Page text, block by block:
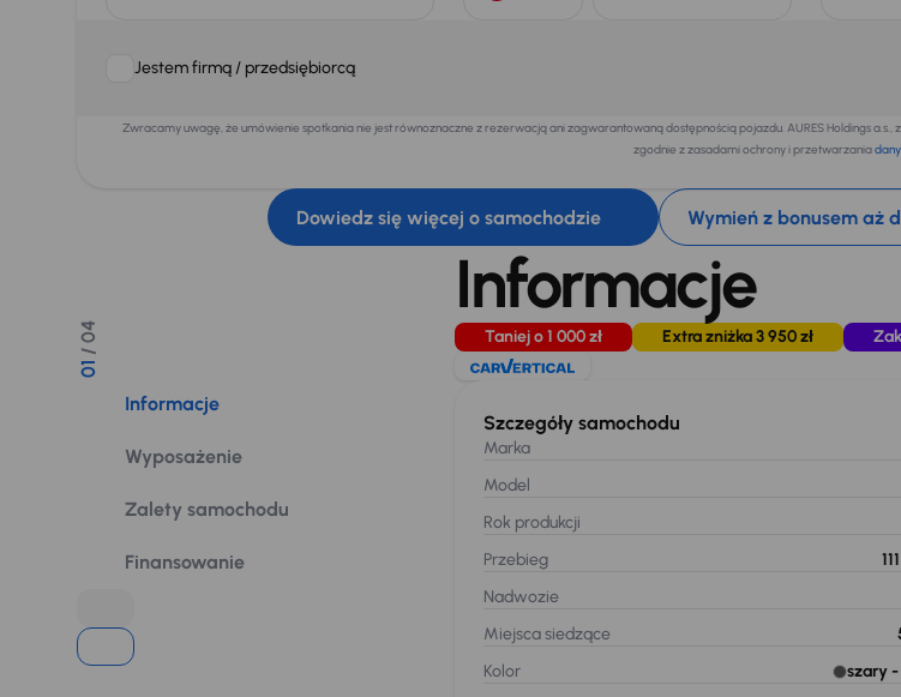
Jestem firmą / przedsiębiorcą
Zwracamy uwagę, że umówienie spotkania nie jest równoznaczne z rezerwacją ani zagwarantowaną dostępnością pojazdu. AURES Holdings
zgodnie z zasadami ochrony i przetwarzania
Dowiedz się więcej o samochodzie Wymień z bonusem aż
01
/ 04
Informacje
Wyposażenie
Zalety samochodu
Finansowanie
Informacje
Taniej o 1 000 zł Extra zniżka 3 950 zł
Szczegóły samochodu
Marka
Model
Rok produkcji
Przebieg
Nadwozie
Miejsca siedzące
Kolor
szary